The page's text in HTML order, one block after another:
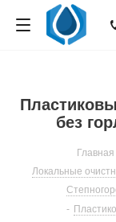
без
Главная
Локальные
-